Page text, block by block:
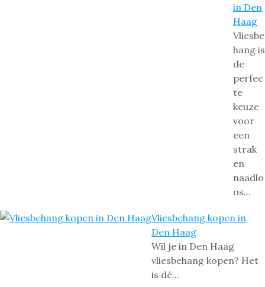
in Den
Haag
Vliesbe
hang is
de
perfec
te
keuze
voor
een
strak
en
naadlo
os...
Vliesbehang kopen in
Den Haag
Wil je in Den Haag
vliesbehang kopen? Het
is dé...